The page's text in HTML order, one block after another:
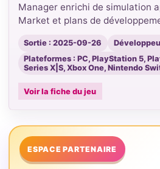
Manager enrichi de simulation
Market et plans de
Sortie : 2025-09-26
Plateformes : PC, PlayStation 5,
Series X|S, Xbox One, Nintendo
Voir la fiche du jeu
ESPACE PARTENAIRE